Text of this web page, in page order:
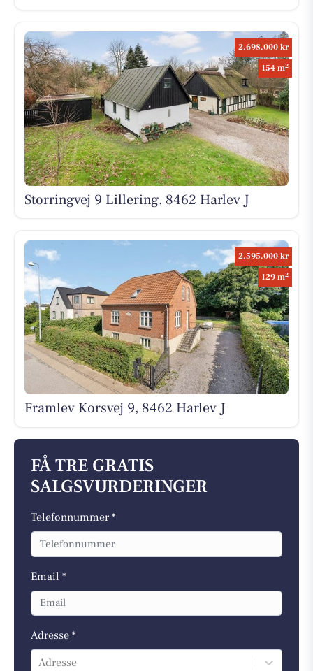
2.698.000 kr
154 m2
Storringvej 9 Lillering, 8462 Harlev J
2.595.000 kr
129 m2
Framlev Korsvej 9, 8462 Harlev J
FÅ TRE GRATIS
SALGSVURDERINGER
Telefonnummer *
Email *
Adresse *
Adresse